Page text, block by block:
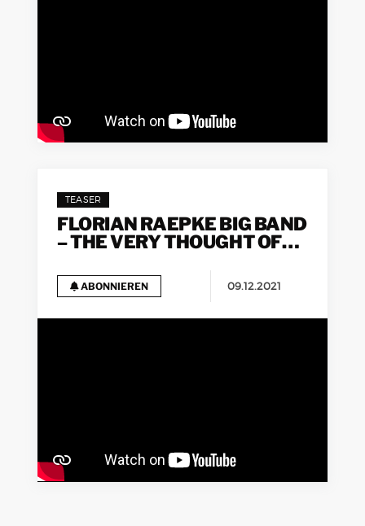
TEASER
FLORIAN RAEPKE BIG BAND
– THE VERY THOUGHT OF
ABONNIEREN 09.12.2021